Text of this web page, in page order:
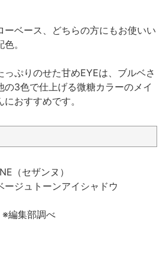
ーベース、どちらの方にもお使いい
。
ぷりのせた甘めEYEは、ブルベさ
の3色で仕上げる微糖カラーのメイ
おすすめです。
（セザンヌ）
ジュトーンアイシャドウ
編集部調べ